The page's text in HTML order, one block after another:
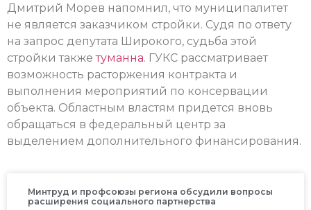
Дмитрий Морев напомнил, что муниципалитет
не является заказчиком стройки. Судя по ответу
на запрос депутата Широкого, судьба этой
стройки такжетуманна. ГУКС рассматривает
возможность расторжения контракта и
выполнения мероприятий по консервации
объекта. Областным властям придется вновь
обращаться в федеральный центр за
выделением дополнительного финансирования.
Минтруд и профсоюзы региона обсудили вопросы
расширения социального партнерства